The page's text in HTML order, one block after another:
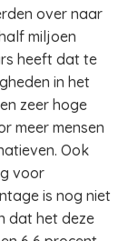
over naar
miljoen
heeft dat te
in het
zeer hoge
meer mensen
Ook
voor
is nog niet
dat het deze